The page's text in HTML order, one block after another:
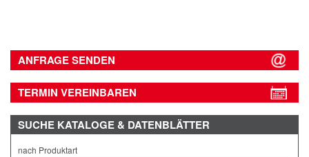
ANFRAGE SENDEN
TERMIN VEREINBAREN
SUCHE KATALOGE & DATENBLÄTTER
nach Produktart